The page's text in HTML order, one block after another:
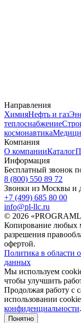
Направления
ХимияНефть и газ
теплоснабжение
космонавтика
Компания
О компанииКаталог
Информация
Бесплатный звонок
8 (800) 550 89 72
Звонки из Москвы и
+7 (499) 685 80 00
info@pl-llc.ru
© 2026
Копирование любых
разрешения
офертой.
Политика в области
данных
Мы используем
чтобы улучшить
Продолжая работу с
использовании
конфиденциальности.
Понятно